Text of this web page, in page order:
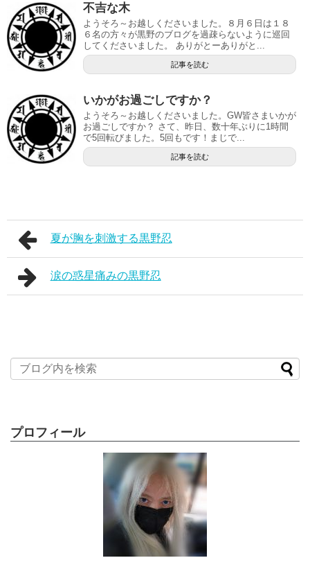
不吉な木
ようそろ～お越しくださいました。８月６日は１８
６名の方々が黒野のブログを過疎らないように巡回
してくださいました。 ありがとーありがと...
記事を読む
いかがお過ごしですか？
ようそろ～お越しくださいました。GW皆さまいかが
お過ごしですか？ さて、昨日、数十年ぶりに1時間
で5回転びました。5回もです！まじで...
記事を読む
夏が胸を刺激する黒野忍
涙の惑星痛みの黒野忍
プロフィール